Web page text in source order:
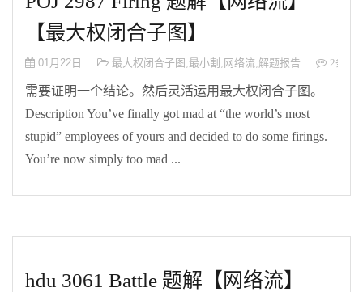
【最大权闭合子图】
01月22日 最大权闭合子图 ,最小割 , 网络流,解题报告 2条评
需要证明一个结论。然后灵活运用最大权闭合子图。
Description You’ve finally got mad at “the world’s most
stupid” employees of yours and decided to do some firings.
You’re now simply too mad ...
hdu 3061 Battle 题解【网络流】